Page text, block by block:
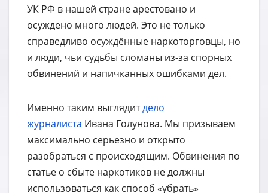
УК РФ в нашей стране арестовано и
осуждено много людей. Это не только
справедливо осуждённые наркоторговцы, но
и люди, чьи судьбы сломаны из-за спорных
обвинений и напичканных ошибками дел.
Именно таким выглядитдело
журналиста Ивана Голунова. Мы призываем
максимально серьезно и открыто
разобраться с происходящим. Обвинения по
статье о сбыте наркотиков не должны
использоваться как способ «убрать»